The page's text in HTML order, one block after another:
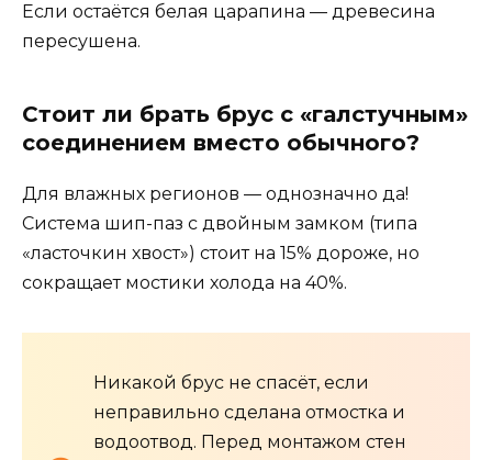
Если остаётся белая царапина — древесина
пересушена.
Стоит ли брать брус с «галстучным»
соединением вместо обычного?
Для влажных регионов — однозначно да!
Система шип-паз с двойным замком (типа
«ласточкин хвост») стоит на 15% дороже, но
сокращает мостики холода на 40%.
Никакой брус не спасёт, если
неправильно сделана отмостка и
водоотвод. Перед монтажом стен